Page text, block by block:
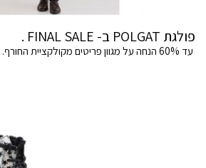
פולגת POLGAT ב- FINAL SALE .
עד 60% הנחה על מגוון פריטים מקולקציית החורף.